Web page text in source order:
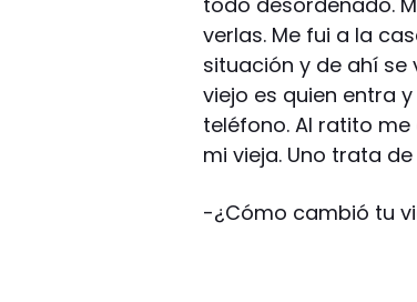
verlas. Me fui a la
situación y de ahí se
viejo es quien entra
teléfono. Al ratito
mi vieja. Uno trata
-¿Cómo cambió tu